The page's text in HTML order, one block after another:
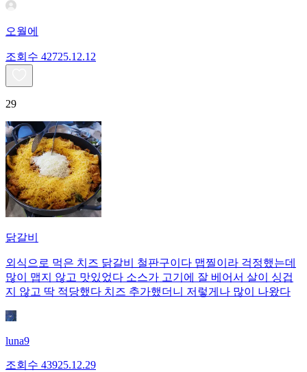
오월에
조회수 42725.12.12
29
닭갈비
외식으로 먹은 치즈 닭갈비 철판구이다 맵찔이라 걱정했는데
많이 맵지 않고 맛있었다 소스가 고기에 잘 베어서 살이 싱겁
지 않고 딱 적당했다 치즈 추가했더니 저렇게나 많이 나왔다
luna9
조회수 43925.12.29